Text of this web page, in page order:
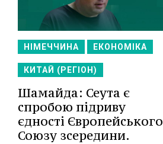
НІМЕЧЧИНА ЕКОНОМІКА
КИТАЙ (РЕГІОН)
Шамайда: Сеута є
спробою підриву
єдності Європейського
Союзу зсередини.